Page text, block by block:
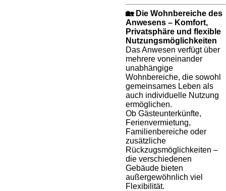
🏡 Die Wohnbereiche des
Anwesens – Komfort,
Privatsphäre und flexible
Nutzungsmöglichkeiten
Das Anwesen verfügt über
mehrere voneinander
unabhängige
Wohnbereiche, die sowohl
gemeinsames Leben als
auch individuelle Nutzung
ermöglichen.
Ob Gästeunterkünfte,
Ferienvermietung,
Familienbereiche oder
zusätzliche
Rückzugsmöglichkeiten –
die verschiedenen
Gebäude bieten
außergewöhnlich viel
Flexibilität.